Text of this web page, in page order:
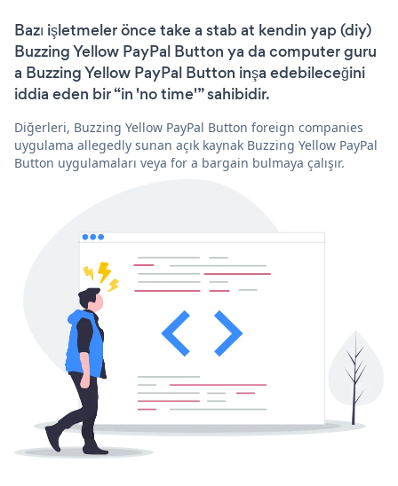
Bazı işletmeler önce take a stab at kendin yap (diy)
Buzzing Yellow PayPal Button ya da computer guru
a Buzzing Yellow PayPal Button inşa edebileceğini
iddia eden bir “in 'no time'” sahibidir.
Diğerleri, Buzzing Yellow PayPal Button foreign companies
uygulama allegedly sunan açık kaynak Buzzing Yellow PayPal
Button uygulamaları veya for a bargain bulmaya çalışır.